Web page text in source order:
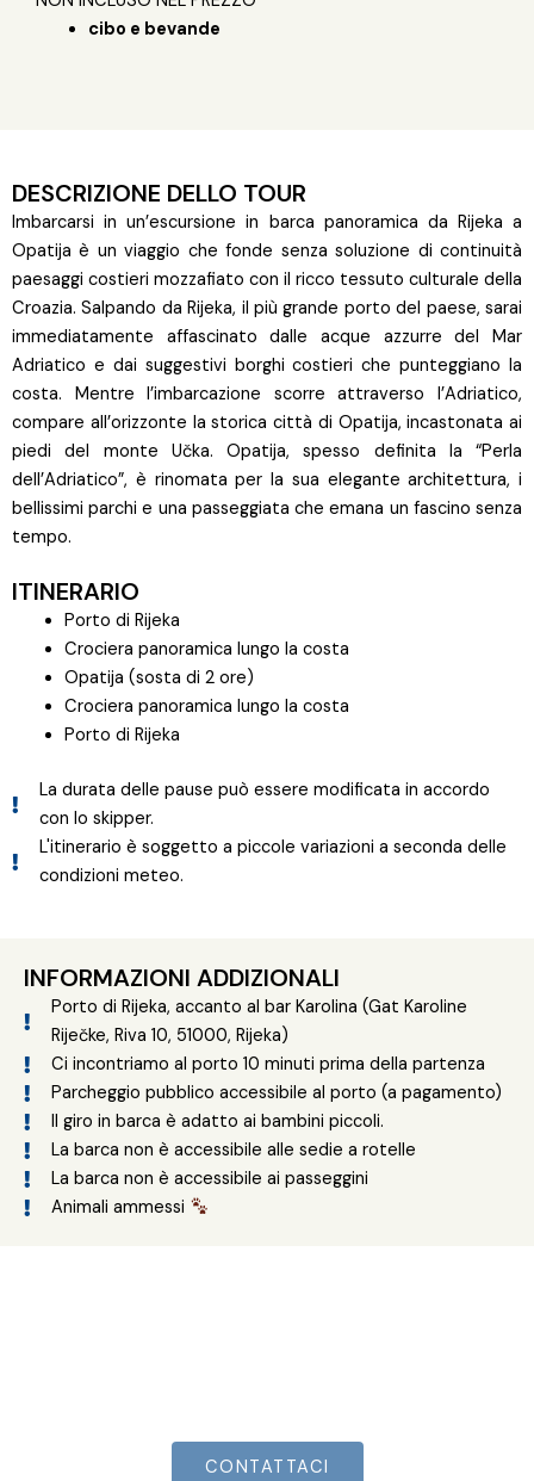
cibo e bevande
DESCRIZIONE DELLO TOUR
Imbarcarsi in un’escursione in barca panoramica da Rijeka a
Opatija è un viaggio che fonde senza soluzione di continuità
paesaggi costieri mozzafiato con il ricco tessuto culturale della
Croazia. Salpando da Rijeka, il più grande porto del paese, sarai
immediatamente affascinato dalle acque azzurre del Mar
Adriatico e dai suggestivi borghi costieri che punteggiano la
costa. Mentre l’imbarcazione scorre attraverso l’Adriatico,
compare all’orizzonte la storica città di Opatija, incastonata ai
piedi del monte Učka. Opatija, spesso definita la “Perla
dell’Adriatico”, è rinomata per la sua elegante architettura, i
bellissimi parchi e una passeggiata che emana un fascino senza
tempo.
ITINERARIO
Porto di Rijeka
Crociera panoramica lungo la costa
Opatija (sosta di 2 ore)
Crociera panoramica lungo la costa
Porto di Rijeka
La durata delle pause può essere modificata in accordo
con lo skipper.
L'itinerario è soggetto a piccole variazioni a seconda delle
condizioni meteo.
INFORMAZIONI ADDIZIONALI
Porto di Rijeka, accanto al bar Karolina (Gat Karoline
Riječke, Riva 10, 51000, Rijeka)
Ci incontriamo al porto 10 minuti prima della partenza
Parcheggio pubblico accessibile al porto (a pagamento)
Il giro in barca è adatto ai bambini piccoli.
La barca non è accessibile alle sedie a rotelle
La barca non è accessibile ai passeggini
Animali ammessi
CONTATTACI